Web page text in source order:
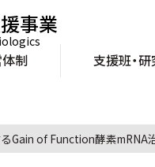
事業
制 支援班・
Gain of Function酵素mRNA